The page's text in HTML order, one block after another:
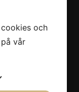
och
vår